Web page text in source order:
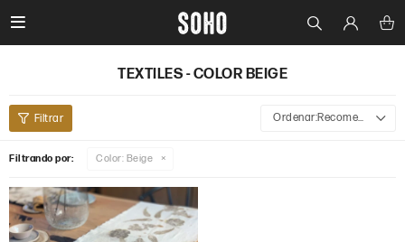

TEXTILES - COLOR BEIGE
Recomendados
Filtrando por: Color: Beige